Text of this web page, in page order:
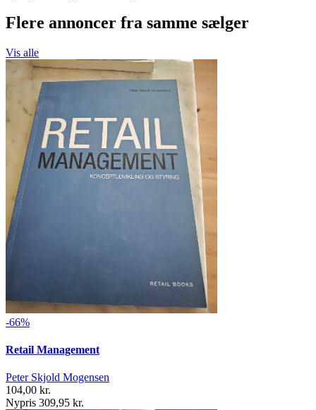
Flere annoncer fra samme sælger
Vis alle
-66%
Retail Management
Peter Skjold Mogensen
104,00 kr.
Nypris 309,95 kr.